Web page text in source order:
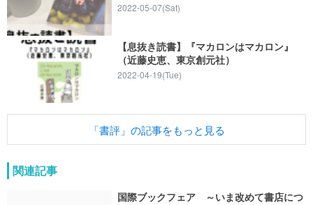
2022-05-07(Sat)
【息抜き読書】『マカロンはマカロン』
（近藤史恵、東京創元社）
2022-04-19(Tue)
「書評」の記事をもっと見る
関連記事
国際ブックフェア ～いま改めて書店につ